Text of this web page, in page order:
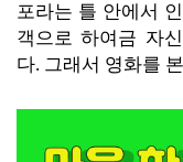
포라는 틀 안에서
객으로 하여금 자
다. 그래서 영화를